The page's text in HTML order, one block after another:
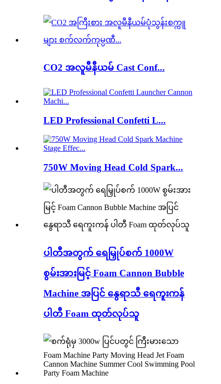
CO2 အလူမီနီယမ် Cast Conf...
LED Professional Confetti L...
750W Moving Head Cold Spark...
ပါတီအတွက် ရေမြှုပ်စက် 1000W
စွမ်းအားမြင့် Foam Cannon Bubble
Machine အပြင် နွေရာသီ ရေကူးကန်
ပါတီ Foam ထုတ်လုပ်သူ